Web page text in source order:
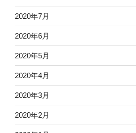
2020年7月
2020年6月
2020年5月
2020年4月
2020年3月
2020年2月